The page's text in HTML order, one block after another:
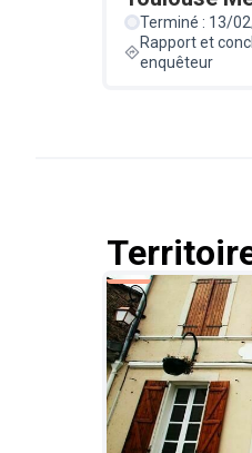
Terminé : 13/
Rapport et
enquêteur